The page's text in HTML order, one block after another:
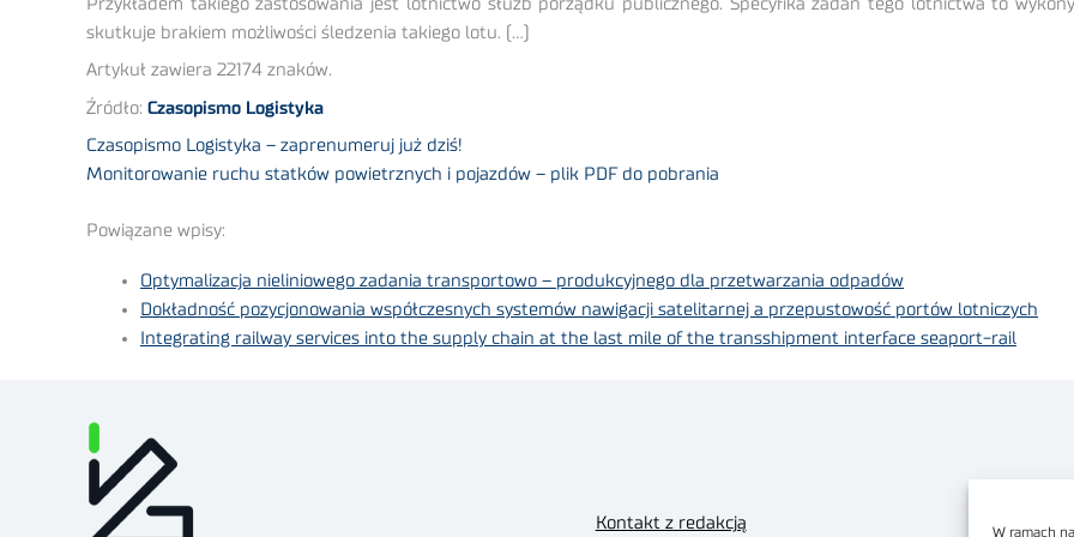
W ramach
Przykładem takiego zastosowania jest lotnictwo służb porządku publicznego. Specyfika zadań tego lotnictwa to
skutkuje brakiem możliwości śledzenia takiego lotu. (…)
Artykuł zawiera 22174 znaków.
Źródło: Czasopismo Logistyka
Czasopismo Logistyka – zaprenumeruj już dziś!
Monitorowanie ruchu statków powietrznych i pojazdów – plik PDF do pobrania
Powiązane wpisy:
Optymalizacja nieliniowego zadania transportowo – produkcyjnego dla przetwarzania odpadów
Dokładność pozycjonowania współczesnych systemów nawigacji satelitarnej a przepustowość portów lotniczych
Integrating railway services into the supply chain at the last mile of the transshipment interface seaport-rail
Kontakt z redakcją